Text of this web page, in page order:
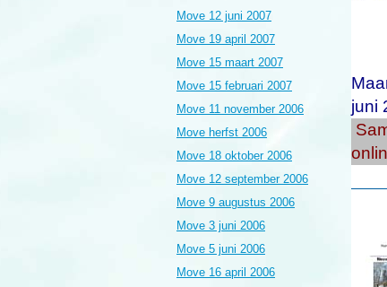
Move 12 juni 2007
Move 19 april 2007
Move 15 maart 2007
Move 15 februari 2007
Move 11 november 2006
Move herfst 2006
Move 18 oktober 2006
Move 12 september 2006
Move 9 augustus 2006
Move 3 juni 2006
Move 5 juni 2006
Move 16 april 2006
juni